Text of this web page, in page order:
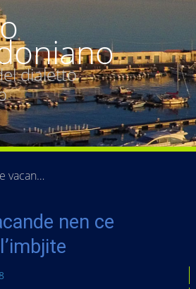
dialetto
mandöne all’imbjite
nen ce